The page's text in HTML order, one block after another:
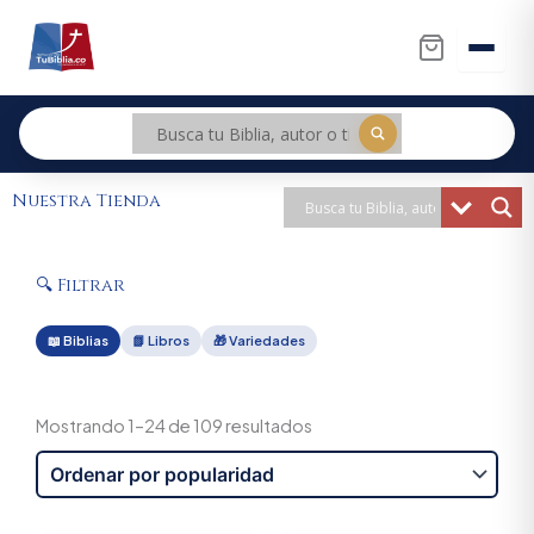
contenido
Nuestra Tienda
🔍 Filtrar
📖 Biblias 📗 Libros 🎁 Variedades
Mostrando 1–24 de 109 resultados